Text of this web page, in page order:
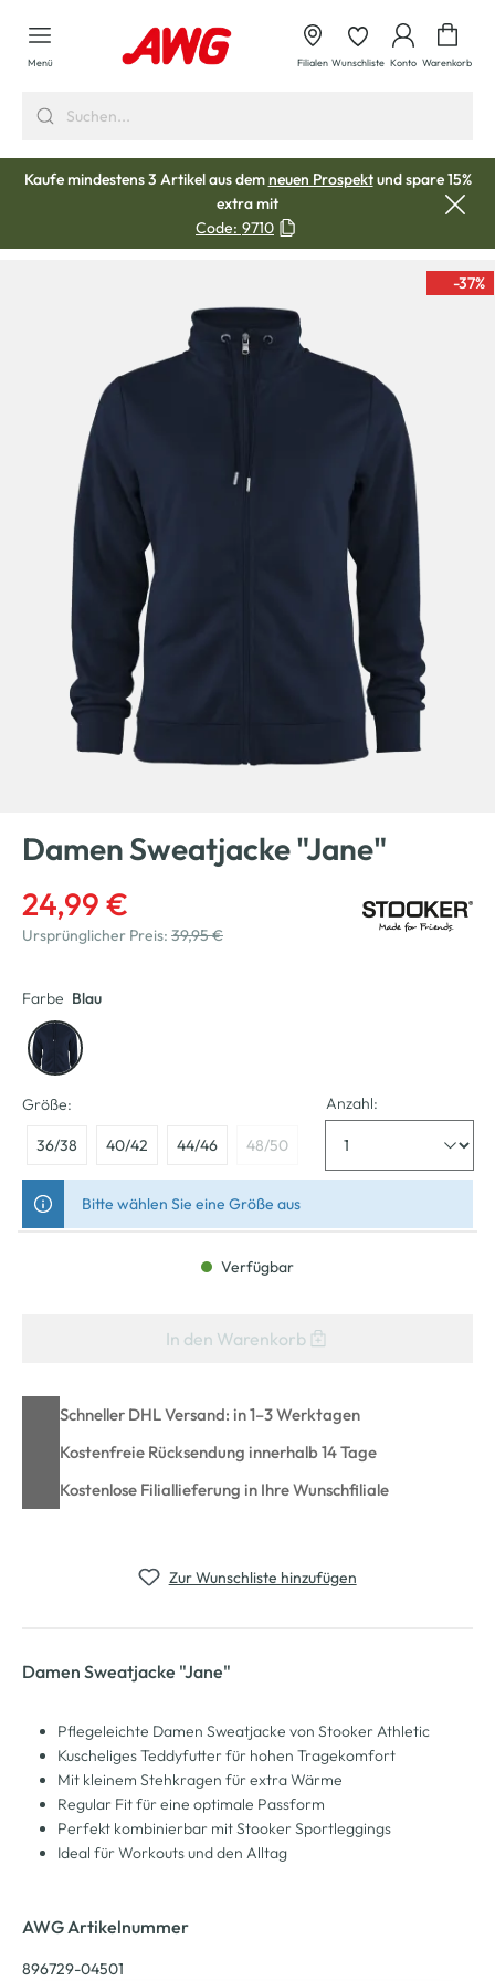
springen
Menü Filialen Wunschliste Konto Warenkorb
Kaufe mindestens 3 Artikel aus demneuen Prospektund spare 15%
extra mit
Code: 9710
-37%
Damen Sweatjacke "Jane"
24,99 €
Ursprünglicher Preis: 39,95 €
Farbe Blau
Größe:
36/38 40/42 44/46 48/50
Anzahl:
Bitte wählen Sie eine Größe aus
Verfügbar
In den Warenkorb
Schneller DHL Versand: in 1–3 Werktagen
Kostenfreie Rücksendung innerhalb 14 Tage
Kostenlose Filiallieferung in Ihre Wunschfiliale
Zur Wunschliste hinzufügen
Damen Sweatjacke "Jane"
Pflegeleichte Damen Sweatjacke von Stooker Athletic
Kuscheliges Teddyfutter für hohen Tragekomfort
Mit kleinem Stehkragen für extra Wärme
Regular Fit für eine optimale Passform
Perfekt kombinierbar mit Stooker Sportleggings
Ideal für Workouts und den Alltag
AWG Artikelnummer
896729-04501